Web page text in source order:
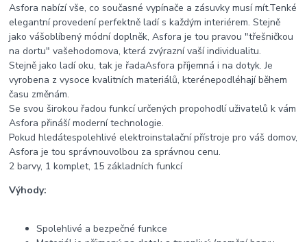
Asfora nabízí vše, co současné vypínače a zásuvky musí mít.Tenké
elegantní provedení perfektně ladí s každým interiérem. Stejně
jako vášoblíbený módní doplněk, Asfora je tou pravou "třešničkou
na dortu" vašehodomova, která zvýrazní vaší individualitu.
Stejně jako ladí oku, tak je řadaAsfora příjemná i na dotyk. Je
vyrobena z vysoce kvalitních materiálů, kterénepodléhají během
času změnám.
Se svou širokou řadou funkcí určených propohodlí uživatelů k vám
Asfora přináší moderní technologie.
Pokud hledátespolehlivé elektroinstalační přístroje pro váš domov,
Asfora je tou správnouvolbou za správnou cenu.
2 barvy, 1 komplet, 15 základních funkcí
Výhody:
Spolehlivé a bezpečné funkce